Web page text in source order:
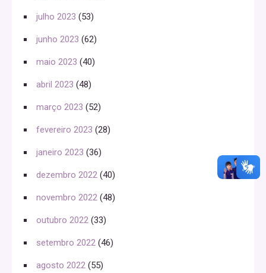
julho 2023 (53)
junho 2023 (62)
maio 2023 (40)
abril 2023 (48)
março 2023 (52)
fevereiro 2023 (28)
janeiro 2023 (36)
dezembro 2022 (40)
novembro 2022 (48)
outubro 2022 (33)
setembro 2022 (46)
agosto 2022 (55)